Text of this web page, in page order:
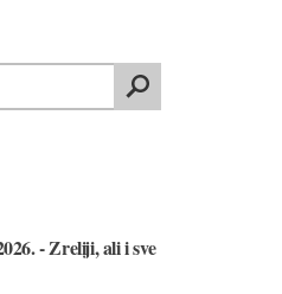
- Zreliji, ali i sve